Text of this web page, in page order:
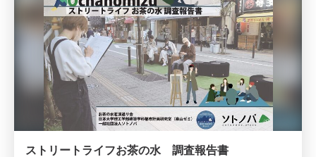
ストリートライフお茶の水 調査報告書